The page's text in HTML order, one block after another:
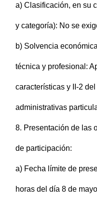
a) Clasificación, en su
y categoría): No se
b) Solvencia
técnica y profesional:
características y II-2
administrativas
8. Presentación de las
de participación:
a) Fecha límite de
horas del día 8 de